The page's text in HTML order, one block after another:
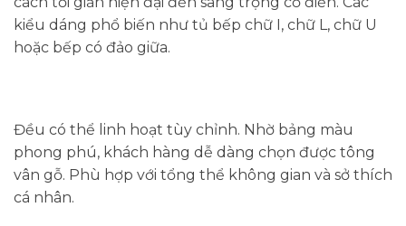
kiểu dáng phổ biến như tủ bếp chữ I, chữ L, chữ U
hoặc bếp có đảo giữa.
Đều có thể linh hoạt tùy chỉnh. Nhờ bảng màu
phong phú, khách hàng dễ dàng chọn được tông
vân gỗ. Phù hợp với tổng thể không gian và sở thích
cá nhân.